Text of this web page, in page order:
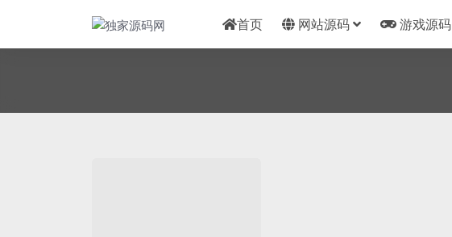
首页 网站源码 游戏源码